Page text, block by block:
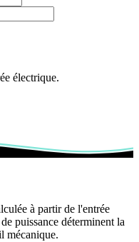
électrique.
à partir de l'entrée
puissance déterminent la
mécanique.